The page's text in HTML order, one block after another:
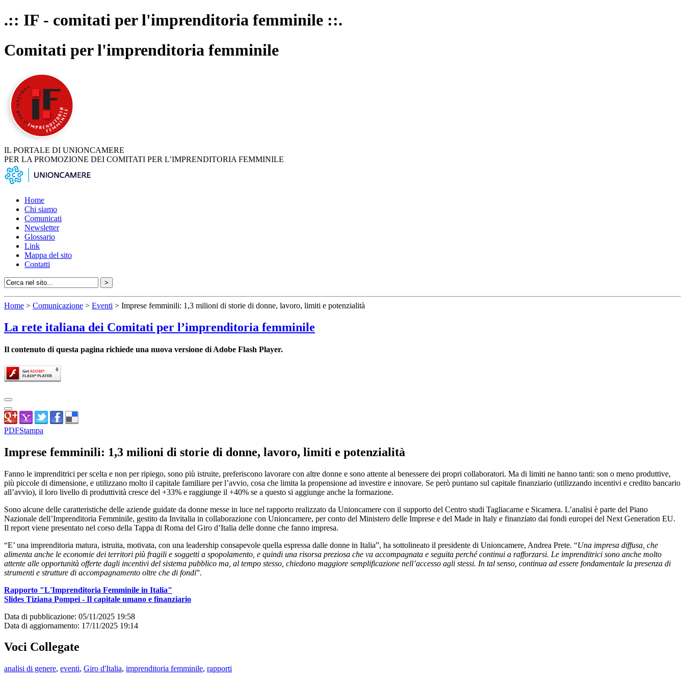
.:: IF - comitati per l'imprenditoria femminile ::.
Comitati per l'imprenditoria femminile
IL PORTALE DI UNIONCAMERE
PER LA PROMOZIONE DEI COMITATI PER L’IMPRENDITORIA FEMMINILE
Home
Chi siamo
Comunicati
Newsletter
Glossario
Link
Mappa del sito
Contatti
Home > Comunicazione > Eventi > Imprese femminili: 1,3 milioni di storie di donne, lavoro, limiti e potenzialità
La rete italiana dei Comitati per l’imprenditoria femminile
Il contenuto di questa pagina richiede una nuova versione di Adobe Flash Player.
PDFStampa
Imprese femminili: 1,3 milioni di storie di donne, lavoro, limiti e potenzialità
Fanno le imprenditrici per scelta e non per ripiego, sono più istruite, preferiscono lavorare con altre donne e sono attente al benessere dei propri collaboratori. Ma di limiti ne hanno tanti: son o meno produttive,
più piccole di dimensione, e utilizzano molto il capitale familiare per l’avvio, cosa che limita la propensione ad investire e innovare. Se però puntano sul capitale finanziario (utilizzando incentivi e credito bancario
all’avvio), il loro livello di produttività cresce del +33% e raggiunge il +40% se a questo si aggiunge anche la formazione.
Sono alcune delle caratteristiche delle aziende guidate da donne messe in luce nel rapporto realizzato da Unioncamere con il supporto del Centro studi Tagliacarne e Sicamera. L’analisi è parte del Piano
Nazionale dell’Imprenditoria Femminile, gestito da Invitalia in collaborazione con Unioncamere, per conto del Ministero delle Imprese e del Made in Italy e finanziato dai fondi europei del Next Generation EU.
Il report viene presentato nel corso della Tappa di Roma del Giro d’Italia delle donne che fanno impresa.
“E’ una imprenditoria matura, istruita, motivata, con una leadership consapevole quella espressa dalle donne in Italia”, ha sottolineato il presidente di Unioncamere, Andrea Prete. “Una impresa diffusa, che
alimenta anche le economie dei territori più fragili e soggetti a spopolamento, e quindi una risorsa preziosa che va accompagnata e seguita perché continui a rafforzarsi. Le imprenditrici sono anche molto
attente alle opportunità offerte dagli incentivi del sistema pubblico ma, al tempo stesso, chiedono maggiore semplificazione nell’accesso agli stessi. In tal senso, continua ad essere fondamentale la presenza di
strumenti e strutture di accompagnamento oltre che di fondi”.
Rapporto "L'Imprenditoria Femminile in Italia"
Slides Tiziana Pompei - Il capitale umano e finanziario
Data di pubblicazione: 05/11/2025 19:58
Data di aggiornamento: 17/11/2025 19:14
Voci Collegate
analisi di genere, eventi, Giro d'Italia, imprenditoria femminile, rapporti